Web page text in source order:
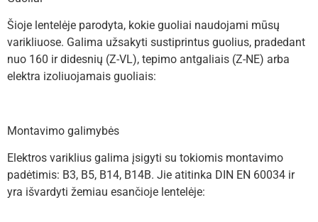
Šioje lentelėje parodyta, kokie guoliai naudojami mūsų
varikliuose. Galima užsakyti sustiprintus guolius, pradedant
nuo 160 ir didesnių (Z-VL), tepimo antgaliais (Z-NE) arba
elektra izoliuojamais guoliais:
Montavimo galimybės
Elektros variklius galima įsigyti su tokiomis montavimo
padėtimis: B3, B5, B14, B14B. Jie atitinka DIN EN 60034 ir
yra išvardyti žemiau esančioje lentelėje: